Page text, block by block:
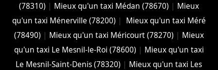
(78310) | Mieux qu'un taxi Médan (78670) | Mieux
qu'un taxi Ménerville (78200) |
Mieux qu'un taxi Méré
(78490) | Mieux qu'un taxi Méricourt (78270) | Mieux
qu'un taxi Le Mesnil-le-Roi (78600) | Mieux qu'un taxi
Le Mesnil-Saint-Denis (78320) | Mieux qu'un taxi Les